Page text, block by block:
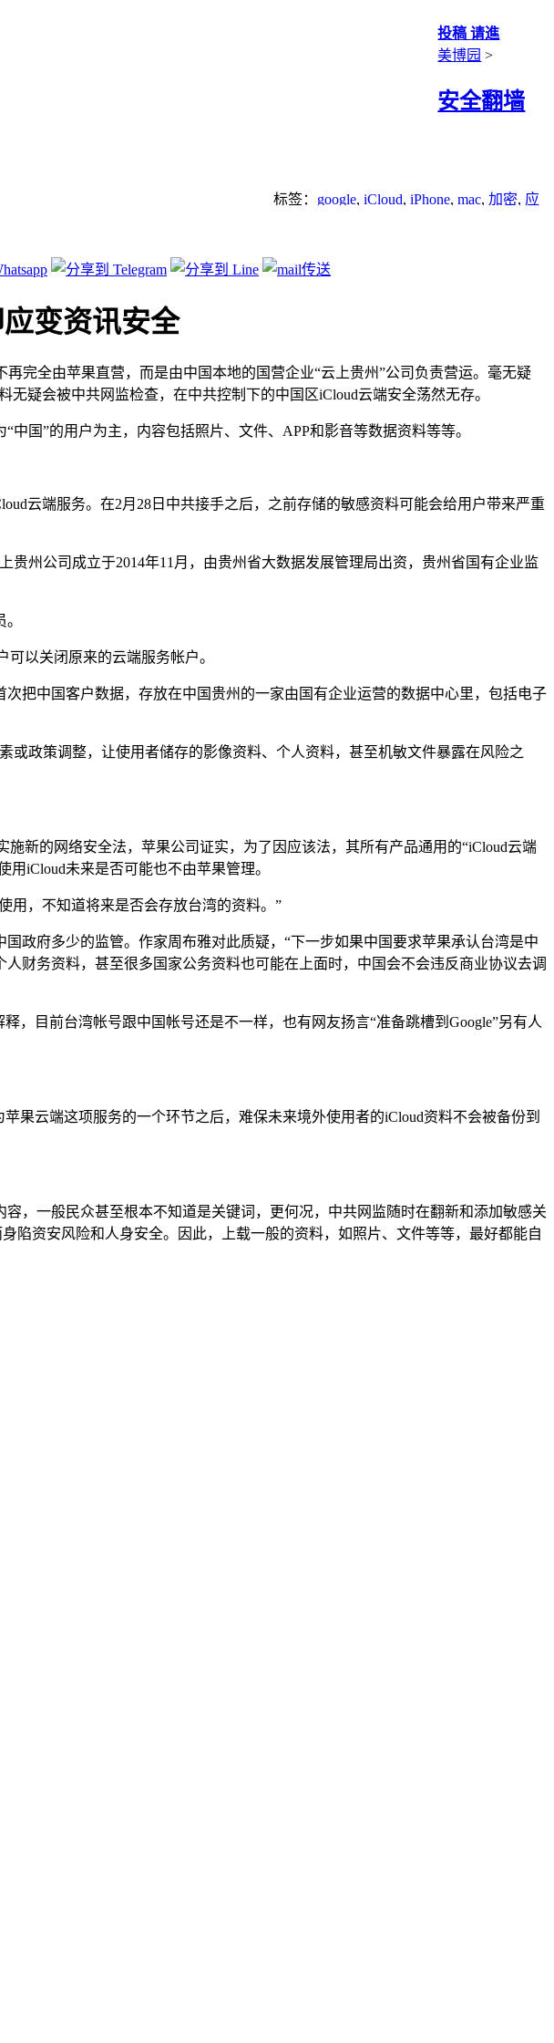
投稿 请進
美博园 >
安全翻墙
标签： google, iCloud, iPhone, mac, 加密, 应
变资讯安全
完全由苹果直营，而是由中国本地的国营企业“云上贵州”公司负责营运。毫无疑
疑会被中共网监检查，在中共控制下的中国区iCloud云端安全荡然无存。
国”的用户为主，内容包括照片、文件、APP和影音等数据资料等等。
云端服务。在2月28日中共接手之后，之前存储的敏感资料可能会给用户带来严重
州公司成立于2014年11月，由贵州省大数据发展管理局出资，贵州省国有企业监
以关闭原来的云端服务帐户。
把中国客户数据，存放在中国贵州的一家由国有企业运营的数据中心里，包括电子
政策调整，让使用者储存的影像资料、个人资料，甚至机敏文件暴露在风险之
新的网络安全法，苹果公司证实，为了因应该法，其所有产品通用的“iCloud云端
iCloud未来是否可能也不由苹果管理。
用，不知道将来是否会存放台湾的资料。”
政府多少的监管。作家周布雅对此质疑，“下一步如果中国要求苹果承认台湾是中
财务资料，甚至很多国家公务资料也可能在上面时，中国会不会违反商业协议去调
目前台湾帐号跟中国帐号还是不一样，也有网友扬言“准备跳槽到Google”另有人
果云端这项服务的一个环节之后，难保未来境外使用者的iCloud资料不会被备份到
，一般民众甚至根本不知道是关键词，更何况，中共网监随时在翻新和添加敏感关
陷资安风险和人身安全。因此，上载一般的资料，如照片、文件等等，最好都能自